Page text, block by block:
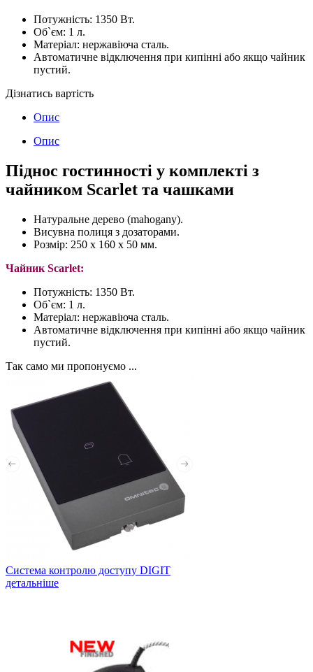
Потужність: 1350 Вт.
Об`єм: 1 л.
Матеріал: нержавіюча сталь.
Автоматичне відключення при кипінні або якщо чайник
пустий.
Дізнатись вартість
Опис
Опис
Піднос гостинності у комплекті з
чайником Scarlet та чашками
Натуральне дерево (mahogany).
Висувна полиця з дозаторами.
Розмір: 250 х 160 х 50 мм.
Чайник Scarlet:
Потужність: 1350 Вт.
Об`єм: 1 л.
Матеріал: нержавіюча сталь.
Автоматичне відключення при кипінні або якщо чайник
пустий.
Так само ми пропонуємо ...
Система контролю доступу DIGIT
детальніше